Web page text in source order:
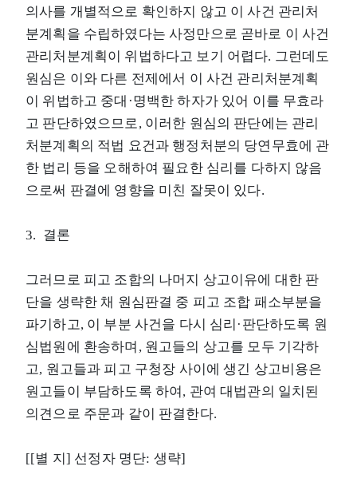
의사를 개별적으로 확인하지 않고 이 사건 관리처
분계획을 수립하였다는 사정만으로 곧바로 이 사건
관리처분계획이 위법하다고 보기 어렵다. 그런데도
원심은 이와 다른 전제에서 이 사건 관리처분계획
이 위법하고 중대·명백한 하자가 있어 이를 무효라
고 판단하였으므로, 이러한 원심의 판단에는 관리
처분계획의 적법 요건과 행정처분의 당연무효에 관
한 법리 등을 오해하여 필요한 심리를 다하지 않음
으로써 판결에 영향을 미친 잘못이 있다.
3. 결론
그러므로 피고 조합의 나머지 상고이유에 대한 판
단을 생략한 채 원심판결 중 피고 조합 패소부분을
파기하고, 이 부분 사건을 다시 심리·판단하도록 원
심법원에 환송하며, 원고들의 상고를 모두 기각하
고, 원고들과 피고 구청장 사이에 생긴 상고비용은
원고들이 부담하도록 하여, 관여 대법관의 일치된
의견으로 주문과 같이 판결한다.
[[별 지] 선정자 명단: 생략]